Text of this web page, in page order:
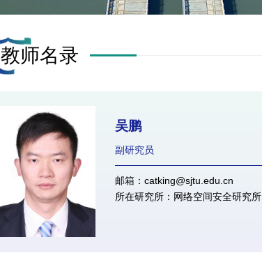
教师名录
吴鹏
副研究员
邮箱：catking@sjtu.edu.cn
所在研究所：网络空间安全研究所